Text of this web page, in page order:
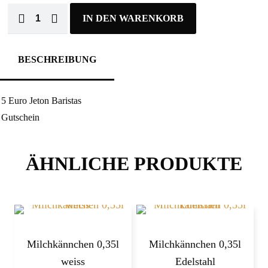
IN DEN WARENKORB
BESCHREIBUNG
5 Euro Jeton Baristas
Gutschein
ÄHNLICHE PRODUKTE
Milchkännchen 0,35l
weiss
Milchkännchen 0,35l
Edelstahl